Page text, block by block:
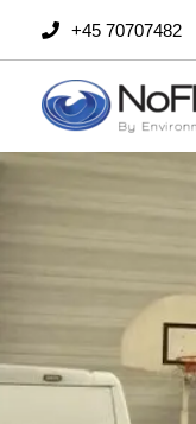
indhold
+45 70707482